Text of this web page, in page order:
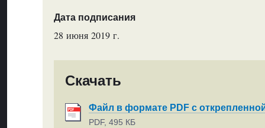
Дата подписания
28 июня 2019 г.
Скачать
Файл в формате PDF с
PDF, 495 КБ